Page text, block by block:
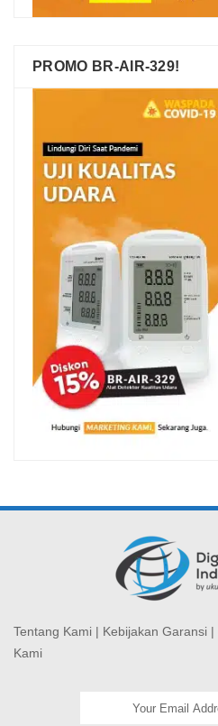
PROMO BR-AIR-329!
Tentang Kami | Kebijakan Garansi |
Kami